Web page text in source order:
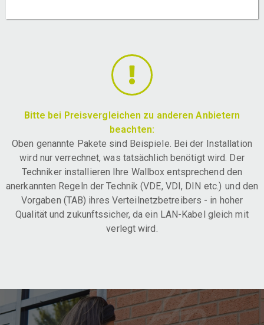
Bitte bei Preisvergleichen zu anderen Anbietern
beachten:
Oben genannte Pakete sind Beispiele. Bei der Installation
wird nur verrechnet, was tatsächlich benötigt wird. Der
Techniker installieren Ihre Wallbox entsprechend den
anerkannten Regeln der Technik (VDE, VDI, DIN etc.) und den
Vorgaben (TAB) ihres Verteilnetzbetreibers - in hoher
Qualität und zukunftssicher, da ein LAN-Kabel gleich mit
verlegt wird.